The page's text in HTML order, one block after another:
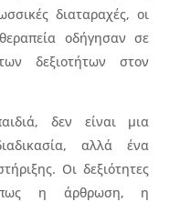
διαταραχές, οι
οδήγησαν σε
δεξιοτήτων στον
δεν είναι μια
αλλά ένα
Οι δεξιότητες
η άρθρωση, η